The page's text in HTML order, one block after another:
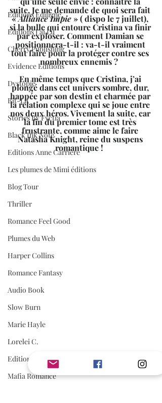
Editions Ediligne
Editions J'ai Lu
Cherry Publishing
Evidence Editions
Dystopie
Bit-Lit
Stories By Fyctia
Black Ink Note
Editions Anne Carrière
Les plumes de Mimi éditions
Blog Tour
Thriller
Romance Feel Good
Plumes du Web
Harper Collins
Romance Fantasy
Audio Book
Slow Burn
Marie Hayle
Lorelei C.
Editions Cyplog
Mafia Romance
suite. Je me demande de quoi sera fait
« Alliance Impie » ( dispo le 7 juillet),
si la bulle qui entoure Cristina va finir
par exploser. Comment Damian se
positionnera-t-il : va-t-il vraiment
tout faire pour la protéger contre ses
nombreux ennemis ?
En même temps que Cristina, j’ai
plongé dans cet univers sombre, dur,
happée par son destin et charmée par
la relation complexe qui se joue entre
nos deux héros. Vivement la suite, car
la fin du premier tome est très
frustrante, comme aime le faire
Natasha Knight, reine du suspens
romantique !